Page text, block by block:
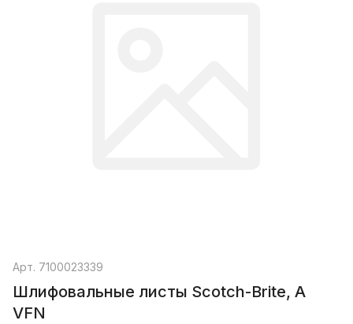
Арт. 7100023339
Шлифовальные листы Scotch-Brite, A
VFN